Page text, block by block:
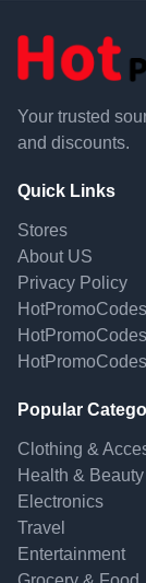
Your trusted
and discounts.
Quick Links
Stores
About US
Privacy Policy
HotPromoCodes
Popular
Clothing &
Health & Beauty
Electronics
Travel
Entertainment